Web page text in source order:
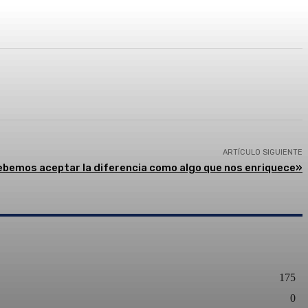
ARTÍCULO SIGUIENTE
aceptar la diferencia como algo que nos enriquece»
175
0